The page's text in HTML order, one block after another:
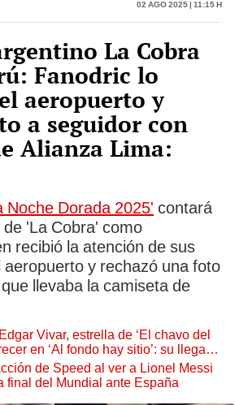
02 Ago 2025 | 11:15 h
La Cobra
Fanodric lo
aeropuerto y
a seguidor con
Alianza Lima:
Noche Dorada 2025' contará
'La Cobra' como
recibió la atención de sus
y rechazó una foto
llevaba la camiseta de
Vivar, estrella de ‘El chavo del
en ‘Al fondo hay sitio’: su llegada
de Speed al ver a Lionel Messi
final del Mundial ante España